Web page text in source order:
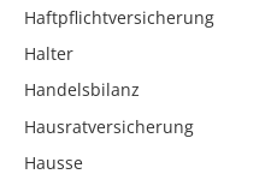
Haftpflichtversicherung
Halter
Handelsbilanz
Hausratversicherung
Hausse